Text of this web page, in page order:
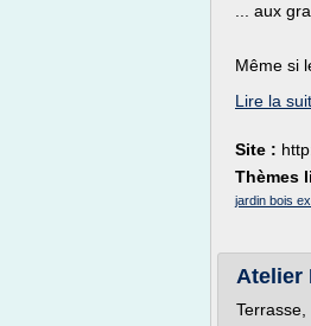
... aux
Même si
Lire la
Site :
Thèmes
jardin bois
Atelier